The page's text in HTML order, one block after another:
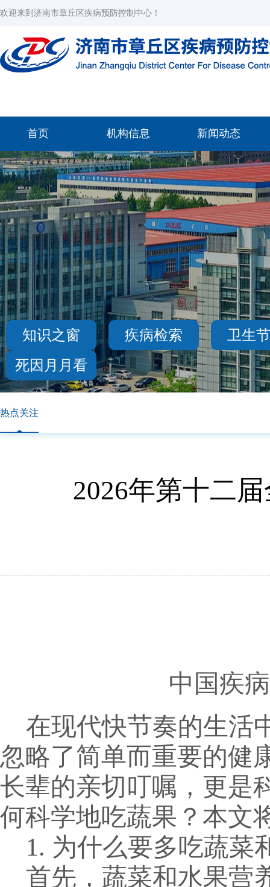
欢迎来到济南市章丘区疾病预防控制中心！
首页 机构信息 新闻动态
知识之窗 疾病检索
卫生
死因月月看
热点关注
2026年第十二
中国疾
在现代快节奏的生活
忽略了简单而重要的健
长辈的亲切叮嘱，更是
何科学地吃蔬果？本文
1. 为什么要多吃蔬菜
首先 ， 蔬菜和水果营